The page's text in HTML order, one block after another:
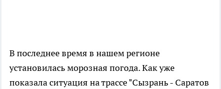
В последнее время в нашем регионе
установилась морозная погода. Как уже
показала ситуация на трассе "Сызрань - Саратов